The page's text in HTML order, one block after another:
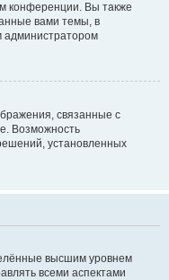
конференции. Вы также
вами темы, в
администратором
связанные с
Возможность
установленных
высшим уровнем
всеми аспектами